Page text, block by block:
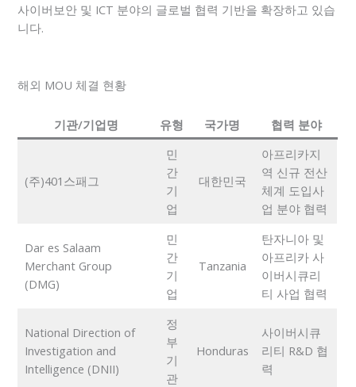
사이버보안 및 ICT 분야의 글로벌 협력 기반을 확장하고 있습
니다.
해외 MOU 체결 현황
기관/기업명 유형 국가명 협력 분야
(주)401스패그
민
간
기
업
대한민국
아프리카지
역 신규 전산
체계 도입사
업 분야 협력
Dar es Salaam
Merchant Group
(DMG)
민
간
기
업
Tanzania
탄자니아 및
아프리카 사
이버시큐리
티 사업 협력
National Direction of
Investigation and
Intelligence (DNII)
정
부
기
관
Honduras
사이버시큐
리티 R&D 협
력